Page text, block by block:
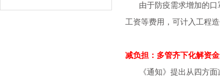
由于防疫需求增加的口
工资等费用，可计入工程
减负担：多管齐下化解资
《通知》提出从四方面